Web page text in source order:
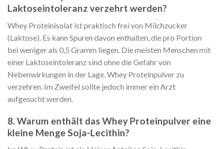
Laktoseintoleranz verzehrt werden?
Whey Proteinisolat ist praktisch frei von Milchzucker
(Laktose). Es kann Spuren davon enthalten, die pro Portion
bei weniger als 0,5 Gramm liegen. Die meisten Menschen mit
einer Laktoseintoleranz sind ohne die Gefahr von
Nebenwirkungen in der Lage, Whey Proteinpulver zu
verzehren. Im Zweifel sollte jedoch immer ein Arzt
aufgesucht werden.
8. Warum enthält das Whey Proteinpulver eine
kleine Menge Soja-Lecithin?